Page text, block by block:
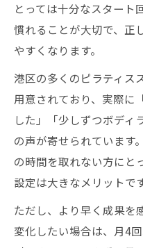
とっては十分なスタート
慣れることが大切で、正
やすくなります。
港区の多くのピラティス
用意されており、実際に
した」「少しずつボディ
の声が寄せられています
の時間を取れない方にと
設定は大きなメリットです
ただし、より早く成果を
変化したい場合は、月4